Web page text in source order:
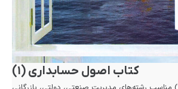
کتاب اصول حسابداری (۱)